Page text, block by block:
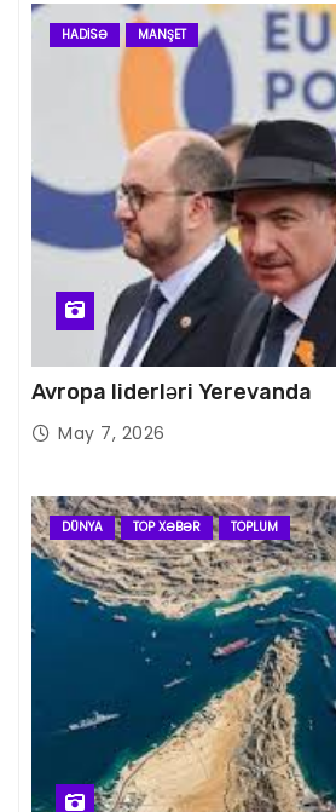
HADISƏ MANŞET
Avropa liderləri Yerevanda
May 7, 2026
DÜNYA TOP XƏBƏR TOPLUM